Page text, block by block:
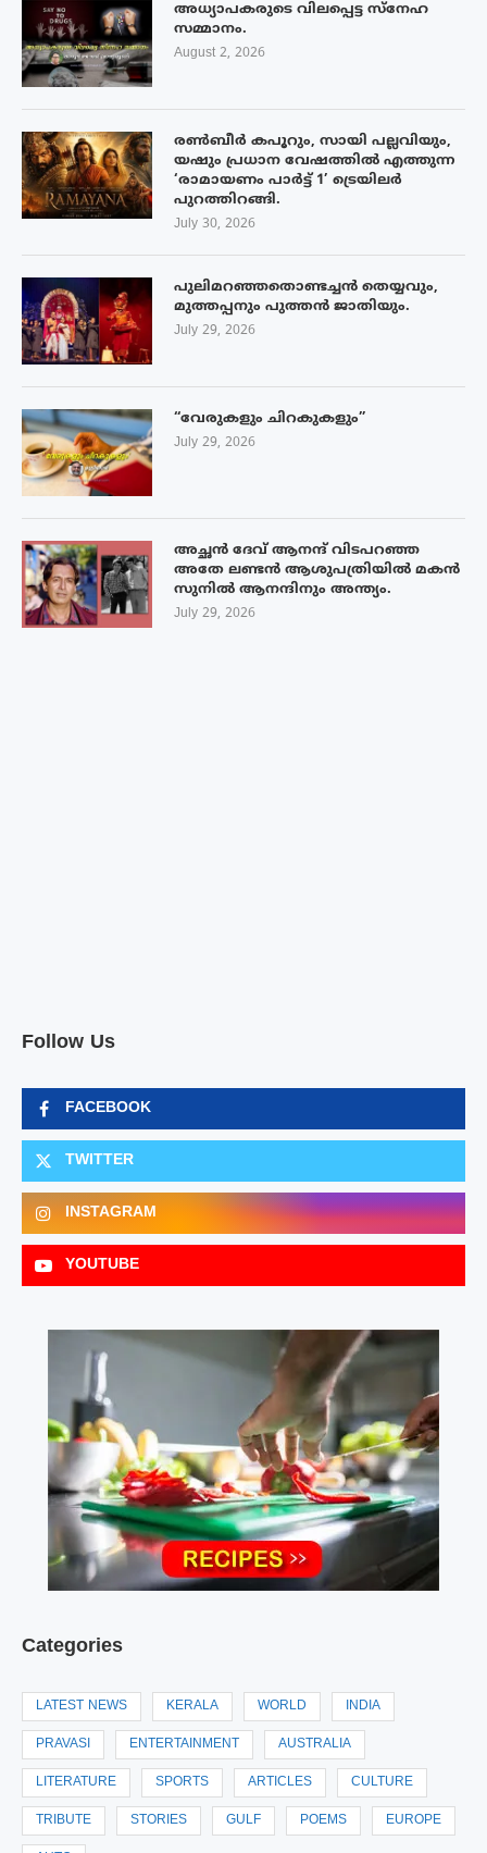
അധ്യാപകരുടെ വിലപ്പെട്ട സ്നേഹ
സമ്മാനം.
August 2, 2026
രൺബീർ കപൂറും, സായി പല്ലവിയും,
യഷും പ്രധാന വേഷത്തിൽ എത്തുന്ന
‘രാമായണം പാർട്ട് 1’ ട്രെയിലർ
പുറത്തിറങ്ങി.
July 30, 2026
പുലിമറഞ്ഞതൊണ്ടച്ചൻ തെയ്യവും,
മുത്തപ്പനും പുത്തൻ ജാതിയും.
July 29, 2026
“വേരുകളും ചിറകുകളും”
July 29, 2026
അച്ഛൻ ദേവ് ആനന്ദ് വിടപറഞ്ഞ
അതേ ലണ്ടൻ ആശുപത്രിയിൽ മകൻ
സുനിൽ ആനന്ദിനും അന്ത്യം.
July 29, 2026
Follow Us
FACEBOOK
TWITTER
INSTAGRAM
YOUTUBE
Categories
LATEST NEWS KERALA WORLD INDIA
PRAVASI ENTERTAINMENT AUSTRALIA
LITERATURE SPORTS ARTICLES CULTURE
TRIBUTE STORIES GULF POEMS EUROPE